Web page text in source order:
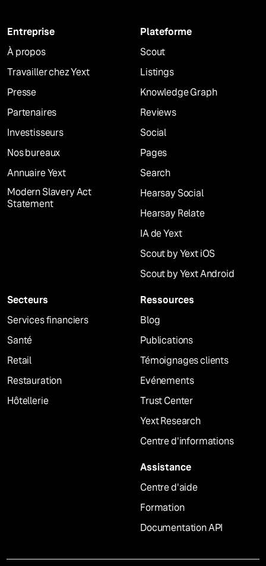
Entreprise
À propos
Travailler chez Yext
Presse
Partenaires
Investisseurs
Nos bureaux
Annuaire Yext
Modern Slavery Act
Statement
Plateforme
Scout
Listings
Knowledge Graph
Reviews
Social
Pages
Search
Hearsay Social
Hearsay Relate
IA de Yext
Scout by Yext iOS
Scout by Yext Android
Secteurs
Services financiers
Santé
Retail
Restauration
Hôtellerie
Ressources
Blog
Publications
Témoignages clients
Evénements
Trust Center
Yext Research
Centre d'informations
Assistance
Centre d'aide
Formation
Documentation API